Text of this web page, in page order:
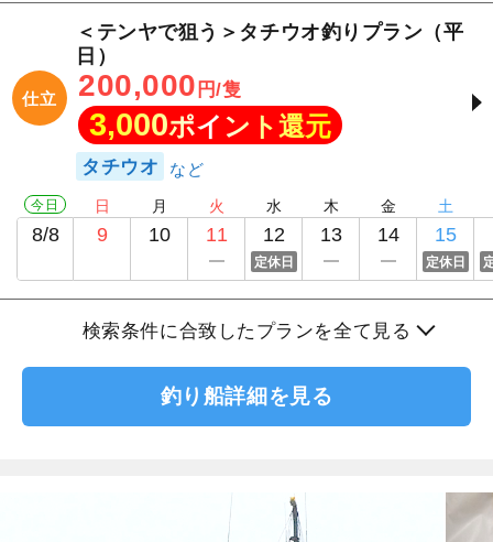
仕立
＜テンヤで狙う＞タチウオ釣りプラン（平
日）
200,000 円/隻
3,000ポイント還元
タチウオ
今日
8/8
日
9
月
10
火
11
水
12
定休日
木
13
金
14
土
15
定休日
検索条件に合致したプランを全て見る
釣り船詳細を見る